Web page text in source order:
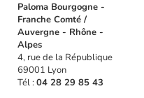
Paloma Bourgogne -
Franche Comté /
Auvergne - Rhône -
Alpes
4, rue de la République
69001 Lyon
Tél : 04 28 29 85 43